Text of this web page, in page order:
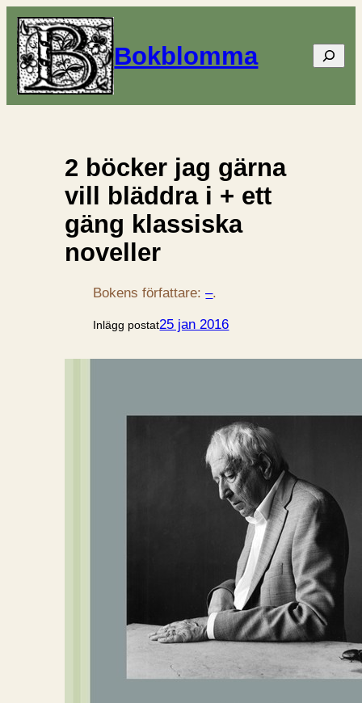
Bokblomma Sök
2 böcker jag gärna
vill bläddra i + ett
gäng klassiska
noveller
Bokens författare:–.
Inlägg postat25 jan 2016